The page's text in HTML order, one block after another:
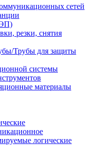
сетей
резки, снятия
Трубы для защиты
системы
материалы
логические